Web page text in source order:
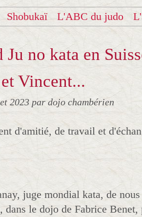
Shobukaï L'ABC du judo
Ju no kata en
Vincent...
2023 par dojo chambérien
d'amitié, de travail et
juge mondial kata, de
dans le dojo de Fabrice